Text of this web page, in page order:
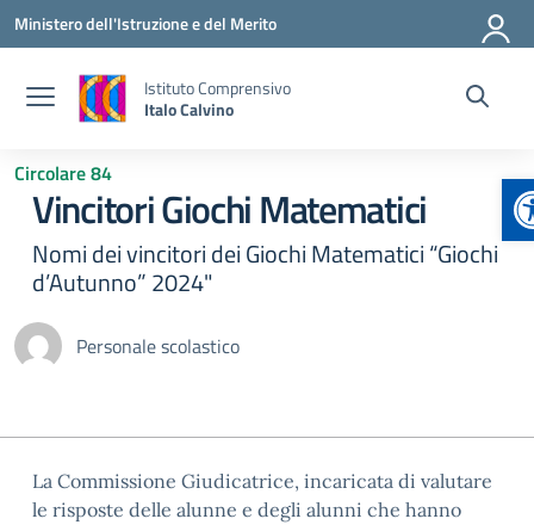
Vai ai contenuti
Vai al menu di navigazione
Vai al footer
Ministero dell'Istruzione e del Merito
Istituto Comprensivo
Italo Calvino
Circolare 84
Vincitori Giochi Matematici
Nomi dei vincitori dei Giochi Matematici “Giochi
d’Autunno” 2024"
Personale scolastico
La Commissione Giudicatrice, incaricata di valutare
le risposte delle alunne e degli alunni che hanno